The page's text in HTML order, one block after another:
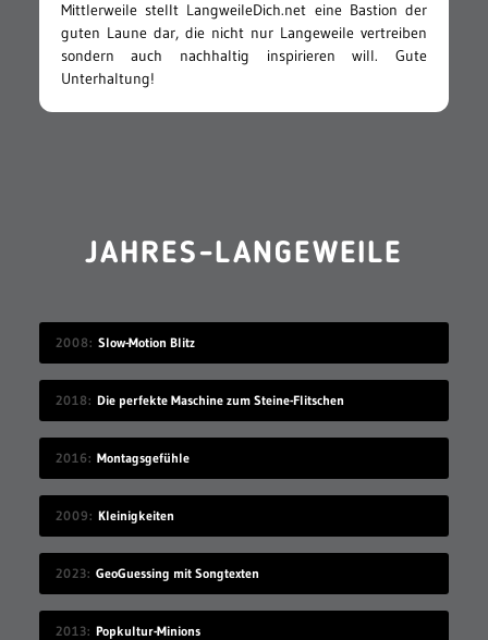
Mittlerweile stellt LangweileDich.net eine Bastion der
guten Laune dar, die nicht nur Langeweile vertreiben
sondern auch nachhaltig inspirieren will. Gute
Unterhaltung!
JAHRES-LANGEWEILE
2008 Slow-Motion Blitz
2018 Die perfekte Maschine zum Steine-Flitschen
2016 Montagsgefühle
2009 Kleinigkeiten
2023 GeoGuessing mit Songtexten
2013 Popkultur-Minions